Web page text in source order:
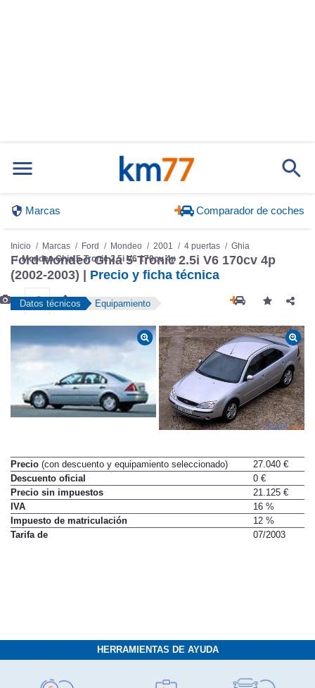
Marcas Comparador de coches
Inicio Marcas Ford Mondeo 2001 4 puertas
Ghia
Mondeo Ghia 5-Tronic 2.5i V6 170cv 4p
Ford Mondeo Ghia 5-Tronic 2.5i V6 170cv 4p
(2002-2003) | Precio y ficha técnica
Datos técnicos Equipamiento
Precio (con descuento y equipamiento seleccionado)
27.040 €
Descuento oficial
0 €
Precio sin impuestos
21.125 €
IVA
16 %
Impuesto de matriculación
12 %
Tarifa de
07/2003
HERRAMIENTAS DE AYUDA